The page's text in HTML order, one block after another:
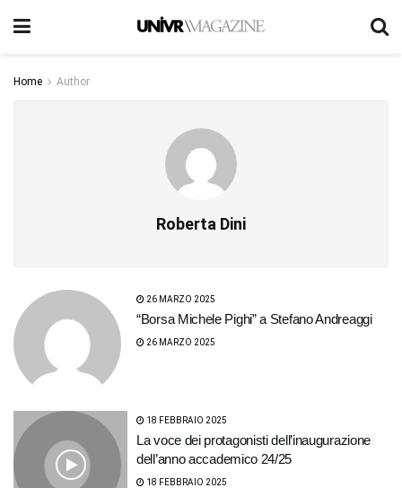
Home Author
Roberta Dini
26 MARZO 2025
“Borsa Michele Pighi” a Stefano Andreaggi
26 MARZO 2025
18 FEBBRAIO 2025
La voce dei protagonisti dell’inaugurazione
dell’anno accademico 24/25
18 FEBBRAIO 2025